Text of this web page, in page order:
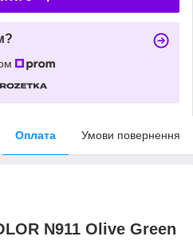
Оплата Умови повернення
N911 Olive Green